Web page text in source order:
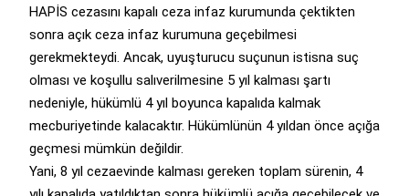
HAPİS cezasını kapalı ceza infaz kurumunda çektikten
sonra açık ceza infaz kurumuna geçebilmesi
gerekmekteydi. Ancak, uyuşturucu suçunun istisna suç
olması ve koşullu salıverilmesine 5 yıl kalması şartı
nedeniyle, hükümlü 4 yıl boyunca kapalıda kalmak
mecburiyetinde kalacaktır. Hükümlünün 4 yıldan önce açığa
geçmesi mümkün değildir.
Yani, 8 yıl cezaevinde kalması gereken toplam sürenin, 4